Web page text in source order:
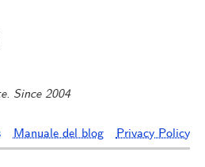
Since 2004
Manuale del blog Privacy Policy